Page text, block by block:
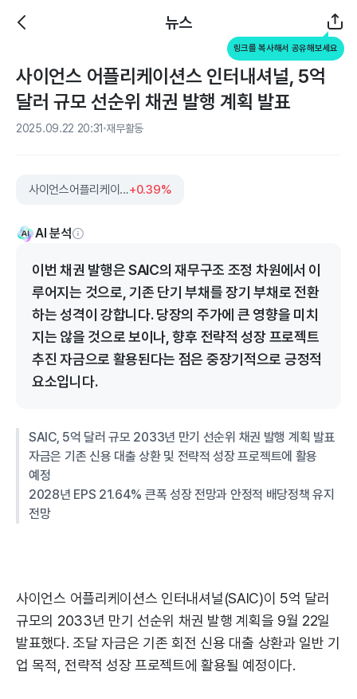
뉴스
링크를 복사해서 공유해보세요
사이언스 어플리케이션스 인터내셔널, 5억
달러 규모 선순위 채권 발행 계획 발표
2025.09.22 20:31 재무활동
사이언스어플리케이션스인터내셔널+0.39%
AI 분석
이번 채권 발행은 SAIC의 재무구조 조정 차원에서 이
루어지는 것으로, 기존 단기 부채를 장기 부채로 전환
하는 성격이 강합니다. 당장의 주가에 큰 영향을 미치
지는 않을 것으로 보이나, 향후 전략적 성장 프로젝트
추진 자금으로 활용된다는 점은 중장기적으로 긍정적
요소입니다.
SAIC, 5억 달러 규모 2033년 만기 선순위 채권 발행 계획 발표
자금은 기존 신용 대출 상환 및 전략적 성장 프로젝트에 활용
예정
2028년 EPS 21.64% 큰폭 성장 전망과 안정적 배당정책 유지
전망
사이언스 어플리케이션스 인터내셔널(SAIC)이 5억 달러
규모의 2033년 만기 선순위 채권 발행 계획을 9월 22일
발표했다. 조달 자금은 기존 회전 신용 대출 상환과 일반 기
업 목적, 전략적 성장 프로젝트에 활용될 예정이다.